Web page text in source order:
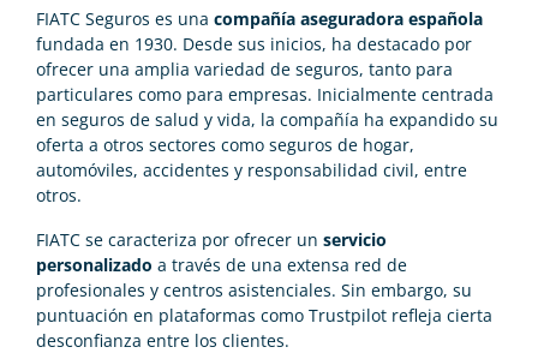
FIATC Seguros es una compañía aseguradora española
fundada en 1930. Desde sus inicios, ha destacado por
ofrecer una amplia variedad de seguros, tanto para
particulares como para empresas. Inicialmente centrada
en seguros de salud y vida, la compañía ha expandido su
oferta a otros sectores como seguros de hogar,
automóviles, accidentes y responsabilidad civil, entre
otros.
FIATC se caracteriza por ofrecer un servicio
personalizado a través de una extensa red de
profesionales y centros asistenciales. Sin embargo, su
puntuación en plataformas como Trustpilot refleja cierta
desconfianza entre los clientes.